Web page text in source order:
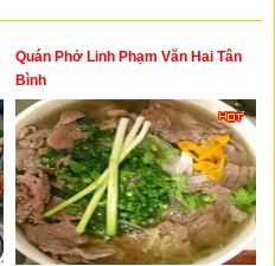
Quán Phở Linh Phạm Văn Hai Tân
Bình